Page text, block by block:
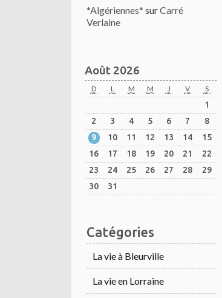
*Algériennes* surCarré
Verlaine
Août 2026
D L M M J V S
1
2
3 4 5 6 7
8
9
10 11 12 13 14
15
16
17 18 19 20 21
22
23
24 25 26 27 28
29
30
31
Catégories
La vie à Bleurville
La vie en Lorraine